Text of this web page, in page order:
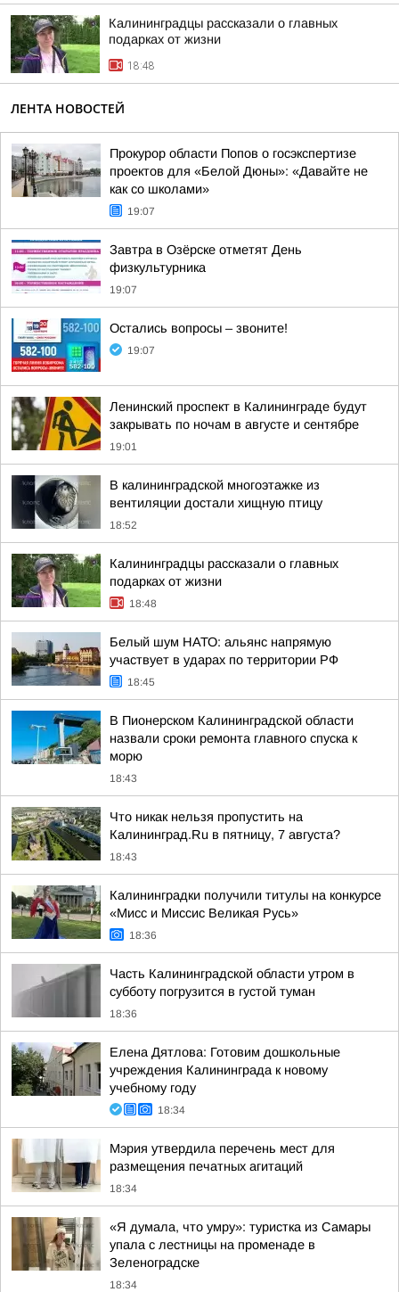
Калининградцы рассказали о главных
подарках от жизни
18:48
ЛЕНТА НОВОСТЕЙ
Прокурор области Попов о госэкспертизе
проектов для «Белой Дюны»: «Давайте не
как со школами»
19:07
Завтра в Озёрске отметят День
физкультурника
19:07
Остались вопросы – звоните!
19:07
Ленинский проспект в Калининграде будут
закрывать по ночам в августе и сентябре
19:01
В калининградской многоэтажке из
вентиляции достали хищную птицу
18:52
Калининградцы рассказали о главных
подарках от жизни
18:48
Белый шум НАТО: альянс напрямую
участвует в ударах по территории РФ
18:45
В Пионерском Калининградской области
назвали сроки ремонта главного спуска к
морю
18:43
Что никак нельзя пропустить на
Калининград.Ru в пятницу, 7 августа?
18:43
Калининградки получили титулы на конкурсе
«Мисс и Миссис Великая Русь»
18:36
Часть Калининградской области утром в
субботу погрузится в густой туман
18:36
Елена Дятлова: Готовим дошкольные
учреждения Калининграда к новому
учебному году
18:34
Мэрия утвердила перечень мест для
размещения печатных агитаций
18:34
«Я думала, что умру»: туристка из Самары
упала с лестницы на променаде в
Зеленоградске
18:34